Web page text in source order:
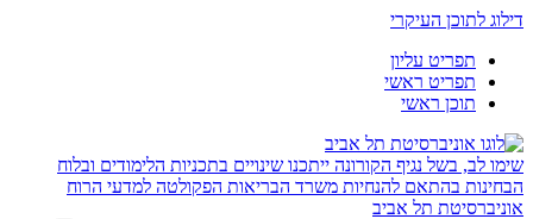
דילוג לתוכן העיקרי
תפריט עליון
תפריט ראשי
תוכן ראשי
שימו לב, בשל נגיף הקורונה ייתכנו שינויים בתכניות הלימודים ובלוח
הבחינות בהתאם להנחיות משרד הבריאות הפקולטה למדעי הרוח
אוניברסיטת תל אביב